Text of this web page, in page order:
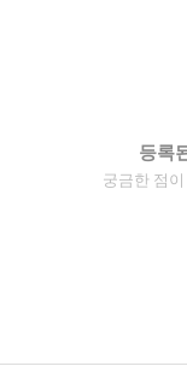
등록
궁금한 점